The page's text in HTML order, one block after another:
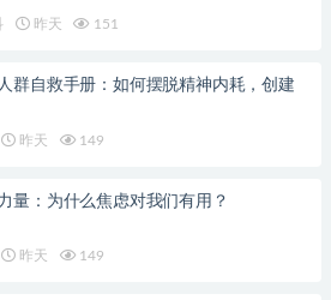
昨天 151
群自救手册：如何摆脱精神内耗，创建
昨天 149
量：为什么焦虑对我们有用？
昨天 149